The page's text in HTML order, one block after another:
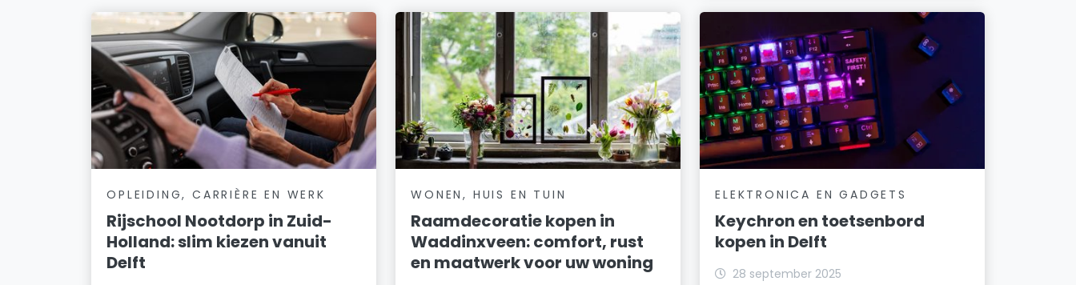
OPLEIDING, CARRIÈRE EN WERK
Rijschool Nootdorp in Zuid-
Holland: slim kiezen vanuit
Delft
WONEN, HUIS EN TUIN
Raamdecoratie kopen in
Waddinxveen: comfort, rust
en maatwerk voor uw woning
ELEKTRONICA EN GADGETS
Keychron en toetsenbord
kopen in Delft
28 september 2025